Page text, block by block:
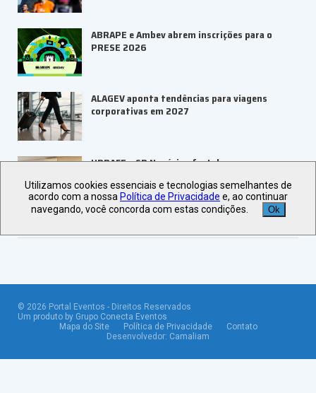
ABRAPE e Ambev abrem inscrições para o
PRESE 2026
ALAGEV aponta tendências para viagens
corporativas em 2027
UBRAFE e SP Negócios fortalecem
Últimas Notícias
© 2026 Portal Eventos - Direitos Reservados
Um produto by Grupo Conecta Eventos
Mapa do Site
Política de Privacidade
Contato
Desenvolvedor: Camaliam
Utilizamos cookies essenciais e tecnologias semelhantes de
acordo com a nossa Política de Privacidade e, ao continuar
navegando, você concorda com estas condições.
Ok